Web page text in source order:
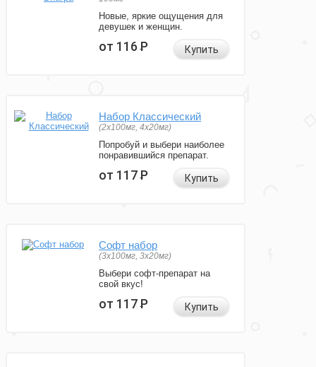
Новые, яркие ощущения для
девушек и женщин.
от 116Р Купить
Набор Классический
(2x100мг, 4x20мг)
Попробуй и выбери наиболее
понравившийся препарат.
от 117Р Купить
Софт набор
(3x100мг, 3x20мг)
Выбери софт-препарат на
свой вкус!
от 117Р Купить